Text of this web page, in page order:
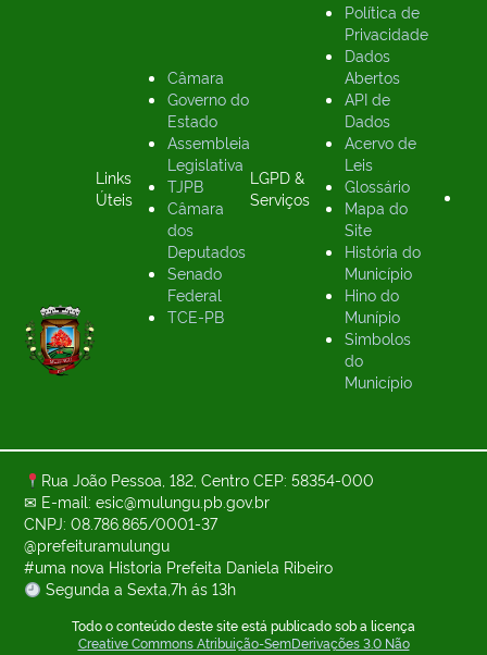
Links
Úteis
Câmara
Governo do
Estado
Assembleia
Legislativa
TJPB
Câmara
dos
Deputados
Senado
Federal
TCE-PB
LGPD &
Serviços
Política de
Privacidade
Dados
Abertos
API de
Dados
Acervo de
Leis
Glossário
Mapa do
Site
História do
Município
Hino do
Munípio
Simbolos
do
Município
Rua João Pessoa, 182, Centro CEP: 58354-000
✉ E-mail: esic@mulungu.pb.gov.br
CNPJ: 08.786.865/0001-37
@prefeituramulungu
#uma nova Historia Prefeita Daniela Ribeiro
Segunda a Sexta,7h ás 13h
Todo o conteúdo deste site está publicado sob a licença
Creative Commons Atribuição-SemDerivações 3.0 Não